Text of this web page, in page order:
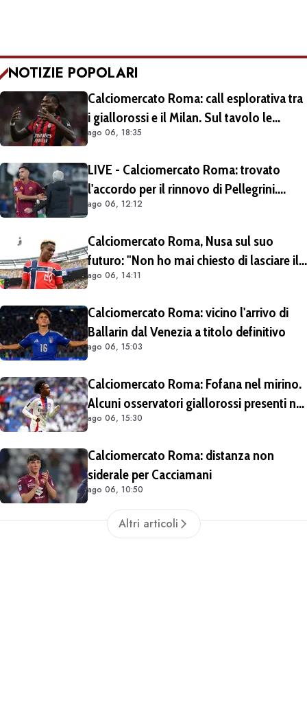
NOTIZIE POPOLARI
Calciomercato Roma: call esplorativa tra
i giallorossi e il Milan. Sul tavolo le
situazioni di Leao e Soulé
ago 06, 18:35
LIVE - Calciomercato Roma: trovato
l'accordo per il rinnovo di Pellegrini.
Prolungamento di un solo anno
ago 06, 12:12
Calciomercato Roma, Nusa sul suo
futuro: "Non ho mai chiesto di lasciare il
Lipsia". Giallorossi ancora al lavoro
ago 06, 14:11
Calciomercato Roma: vicino l'arrivo di
Ballarin dal Venezia a titolo definitivo
ago 06, 15:03
Calciomercato Roma: Fofana nel mirino.
Alcuni osservatori giallorossi presenti nel
match di Champions con il Lione
ago 06, 15:30
Calciomercato Roma: distanza non
siderale per Cacciamani
ago 06, 10:50
Altri articoli